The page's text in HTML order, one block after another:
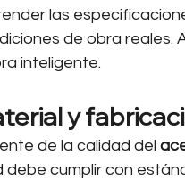
las
de obra reales.
inteligente.
y
de la calidad del
debe cumplir con